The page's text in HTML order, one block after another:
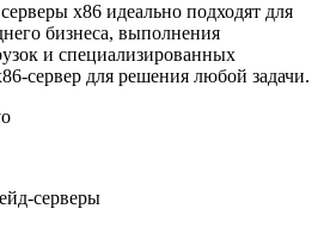
x86 идеально подходят для
бизнеса, выполнения
и специализированных
сервер для решения любой задачи.
серверы